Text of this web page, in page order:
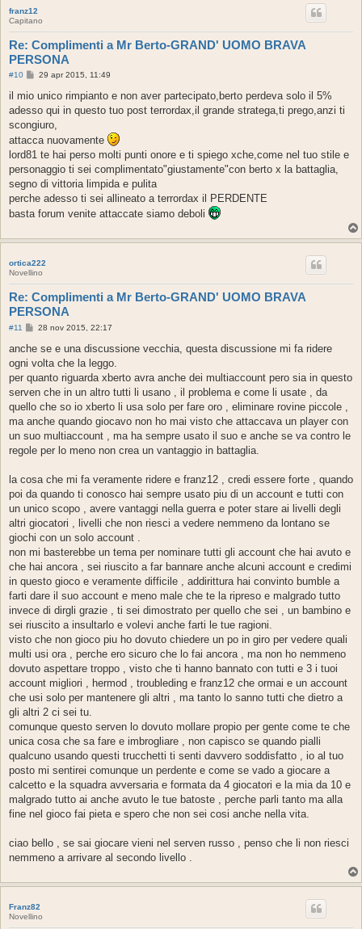
franz12
Capitano
Re: Complimenti a Mr Berto-GRAND' UOMO BRAVA
PERSONA
#10
M
s
a
g
g
i
o
29 apr 2015, 11:49
il mio unico rimpianto e non aver partecipato,berto perdeva solo il 5%
adesso qui in questo tuo post terrordax,il grande stratega,ti prego,anzi ti
scongiuro,
attacca nuovamente
lord81 te hai perso molti punti onore e ti spiego xche,come nel tuo stile e
personaggio ti sei complimentato"giustamente"con berto x la battaglia,
segno di vittoria limpida e pulita
perche adesso ti sei allineato a terrordax il PERDENTE
basta forum venite attaccate siamo deboli
ortica222
Novellino
Re: Complimenti a Mr Berto-GRAND' UOMO BRAVA
PERSONA
#11
M
s
a
g
i
o
28 nov 2015, 22:17
anche se e una discussione vecchia, questa discussione mi fa ridere
ogni volta che la leggo.
per quanto riguarda xberto avra anche dei multiaccount pero sia in questo
serven che in un altro tutti li usano , il problema e come li usate , da
quello che so io xberto li usa solo per fare oro , eliminare rovine piccole ,
ma anche quando giocavo non ho mai visto che attaccava un player con
un suo multiaccount , ma ha sempre usato il suo e anche se va contro le
regole per lo meno non crea un vantaggio in battaglia.
la cosa che mi fa veramente ridere e franz12 , credi essere forte , quando
poi da quando ti conosco hai sempre usato piu di un account e tutti con
un unico scopo , avere vantaggi nella guerra e poter stare ai livelli degli
altri giocatori , livelli che non riesci a vedere nemmeno da lontano se
giochi con un solo account .
non mi basterebbe un tema per nominare tutti gli account che hai avuto e
che hai ancora , sei riuscito a far bannare anche alcuni account e credimi
in questo gioco e veramente difficile , addirittura hai convinto bumble a
farti dare il suo account e meno male che te la ripreso e malgrado tutto
invece di dirgli grazie , ti sei dimostrato per quello che sei , un bambino e
sei riuscito a insultarlo e volevi anche farti le tue ragioni.
visto che non gioco piu ho dovuto chiedere un po in giro per vedere quali
multi usi ora , perche ero sicuro che lo fai ancora , ma non ho nemmeno
dovuto aspettare troppo , visto che ti hanno bannato con tutti e 3 i tuoi
account migliori , hermod , troubleding e franz12 che ormai e un account
che usi solo per mantenere gli altri , ma tanto lo sanno tutti che dietro a
gli altri 2 ci sei tu.
comunque questo serven lo dovuto mollare propio per gente come te che
unica cosa che sa fare e imbrogliare , non capisco se quando pialli
qualcuno usando questi trucchetti ti senti davvero soddisfatto , io al tuo
posto mi sentirei comunque un perdente e come se vado a giocare a
calcetto e la squadra avversaria e formata da 4 giocatori e la mia da 10 e
malgrado tutto ai anche avuto le tue batoste , perche parli tanto ma alla
fine nel gioco fai pieta e spero che non sei cosi anche nella vita.
ciao bello , se sai giocare vieni nel serven russo , penso che li non riesci
nemmeno a arrivare al secondo livello .
Franz82
Novellino